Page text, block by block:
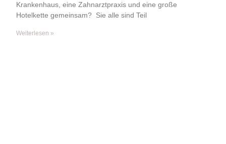
Krankenhaus, eine Zahnarztpraxis und eine große
Hotelkette gemeinsam? Sie alle sind Teil
Weiterlesen »